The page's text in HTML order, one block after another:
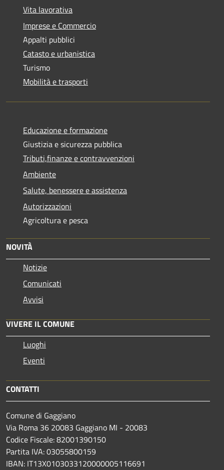
Vita lavorativa
Imprese e Commercio
Appalti pubblici
Catasto e urbanistica
Turismo
Mobilità e trasporti
Educazione e formazione
Giustizia e sicurezza pubblica
Tributi,finanze e contravvenzioni
Ambiente
Salute, benessere e assistenza
Autorizzazioni
Agricoltura e pesca
NOVITÀ
Notizie
Comunicati
Avvisi
VIVERE IL COMUNE
Luoghi
Eventi
CONTATTI
Comune di Gaggiano
Via Roma 36 20083 Gaggiano MI - 20083
Codice Fiscale: 82001390150
Partita IVA: 03055800159
IBAN: IT13X0103033120000005116691